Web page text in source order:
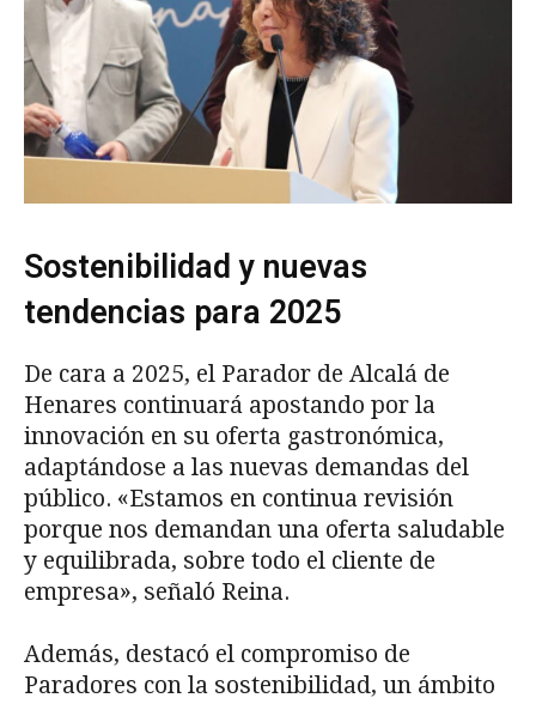
Sostenibilidad y nuevas
tendencias para 2025
De cara a 2025, el Parador de Alcalá de
Henares continuará apostando por la
innovación en su oferta gastronómica,
adaptándose a las nuevas demandas del
público. «Estamos en continua revisión
porque nos demandan una oferta saludable
y equilibrada, sobre todo el cliente de
empresa», señaló Reina.
Además, destacó el compromiso de
Paradores con la sostenibilidad, un ámbito